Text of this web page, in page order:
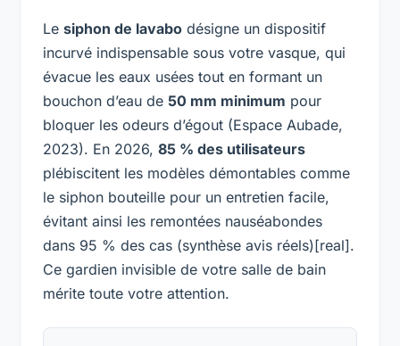
Le siphon de lavabo désigne un dispositif
incurvé indispensable sous votre vasque, qui
évacue les eaux usées tout en formant un
bouchon d’eau de 50 mm minimum pour
bloquer les odeurs d’égout (Espace Aubade,
2023). En 2026, 85 % des utilisateurs
plébiscitent les modèles démontables comme
le siphon bouteille pour un entretien facile,
évitant ainsi les remontées nauséabondes
dans 95 % des cas (synthèse avis réels)[real].
Ce gardien invisible de votre salle de bain
mérite toute votre attention.